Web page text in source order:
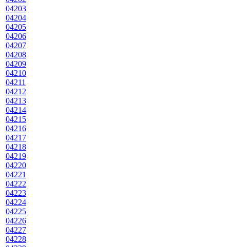
04203
04204
04205
04206
04207
04208
04209
04210
04211
04212
04213
04214
04215
04216
04217
04218
04219
04220
04221
04222
04223
04224
04225
04226
04227
04228